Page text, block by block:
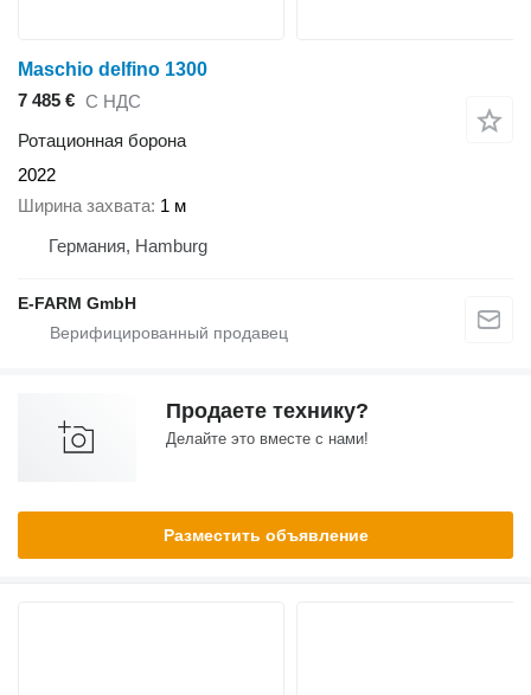
Maschio delfino 1300
7 485 € С НДС
Ротационная борона
2022
Ширина захвата 1 м
Германия, Hamburg
E-FARM GmbH
Продаете технику?
Делайте это вместе с нами!
Разместить объявление